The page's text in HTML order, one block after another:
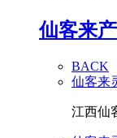
仙客来
BACK
仙客来
江西仙